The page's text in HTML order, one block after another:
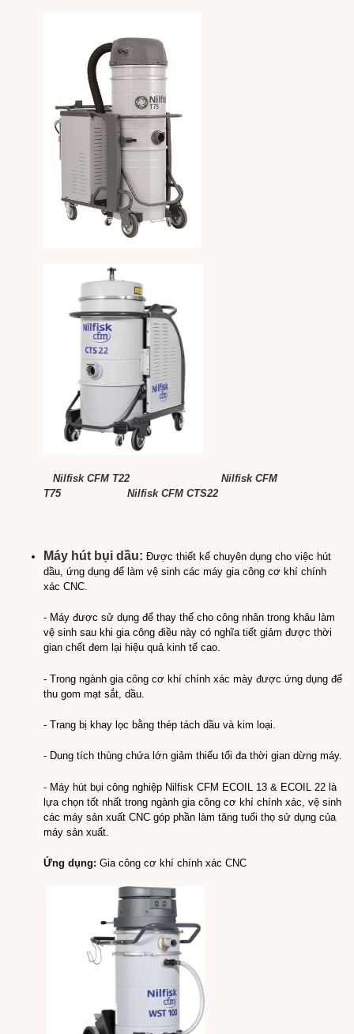
Nilfisk CFM T22
Nilfisk CFM
T75
Nilfisk CFM CTS22
Máy hút bụi dầu: Được thiết kế chuyên dụng cho việc hút
dầu, ứng dụng để làm vệ sinh các máy gia công cơ khí chính
xác CNC.
- Máy được sử dụng để thay thế cho công nhân trong khâu làm
vệ sinh sau khi gia công điều này có nghĩa tiết giảm được thời
gian chết đem lại hiệu quả kinh tế cao.
- Trong ngành gia công cơ khí chính xác mày được ứng dụng để
thu gom mạt sắt, dầu.
- Trang bị khay lọc bằng thép tách dầu và kim loại.
- Dung tích thùng chứa lớn giảm thiểu tối đa thời gian dừng máy.
- Máy hút bụi công nghiệp Nilfisk CFM ECOIL 13 & ECOIL 22 là
lựa chọn tốt nhất trong ngành gia công cơ khí chính xác, vệ sinh
các máy sản xuất CNC góp phần làm tăng tuổi thọ sử dụng của
máy sản xuất.
Ứng dụng: Gia công cơ khí chính xác CNC